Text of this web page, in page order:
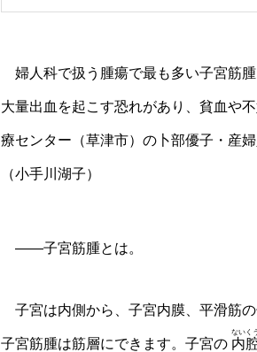
婦人科で扱う腫瘍で最も多い子宮筋
大量出血を起こす恐れがあり、貧血や
療センター（草津市）の卜部優子・産
（小手川湖子）
――子宮筋腫とは。
子宮は内側から、子宮内膜、平滑筋
子宮筋腫は筋層にできます。子宮の 内
ないくう